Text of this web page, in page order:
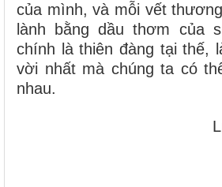
của mình, và mỗi vết
lành bằng dầu thơm của
chính là thiên đàng tại thế,
vời nhất mà chúng ta có
nhau.